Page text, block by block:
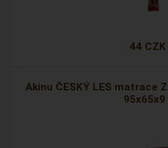
44 CZK
Akinu ČESKÝ LES matrace
95x65x9